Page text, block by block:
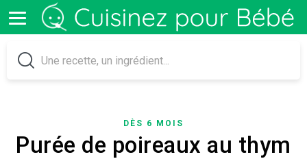
DÈS 6 MOIS
Purée de poireaux au thym